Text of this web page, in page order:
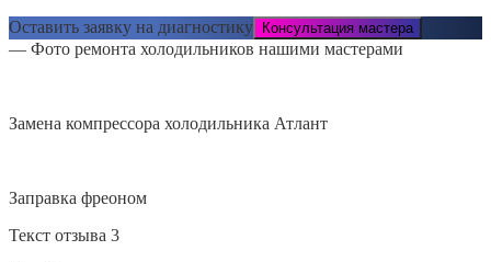
Оставить заявку на диагностику Консультация мастера
— Фото ремонта холодильников нашими мастерами
Замена компрессора холодильника Атлант
Заправка фреоном
Текст отзыва 3